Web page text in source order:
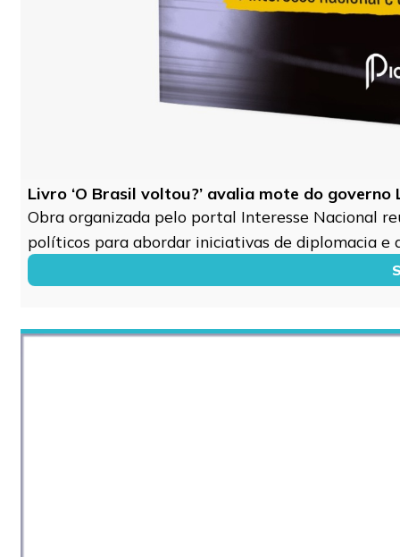
Livro ‘O Brasil voltou?’ avalia mote do
Obra organizada pelo portal Interesse Nacional
políticos para abordar iniciativas de diplomacia e